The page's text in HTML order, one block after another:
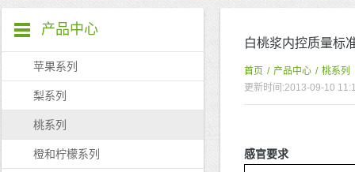
产品中心
苹果系列
梨系列
桃系列
橙和柠檬系列
白桃浆内控质量标
首页 / 产品中心 / 桃系列
更新时间:2013-09-10
感官要求